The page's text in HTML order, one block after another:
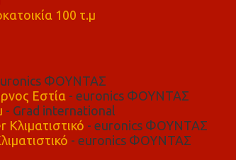
100 τ.μ
ΦΟΥΝΤΑΣ
Εστία - euronics ΦΟΥΝΤΑΣ
- Grad international
- euronics ΦΟΥΝΤΑΣ
- euronics ΦΟΥΝΤΑΣ